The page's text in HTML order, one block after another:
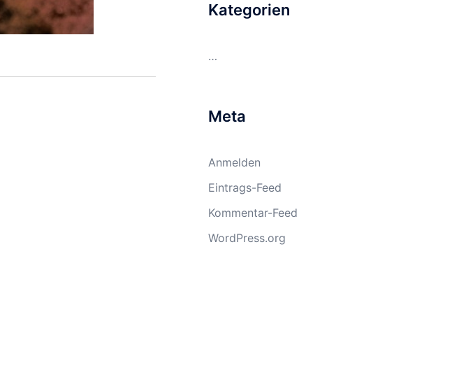
Kategorien
…
Meta
Anmelden
Eintrags-Feed
Kommentar-Feed
WordPress.org